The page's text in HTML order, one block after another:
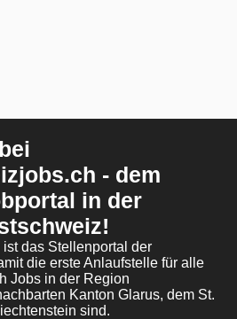
- dem
in der
das Stellenportal der
die erste Anlaufstelle für alle
Jobs in der Region
Kanton Glarus, dem St.
sind.